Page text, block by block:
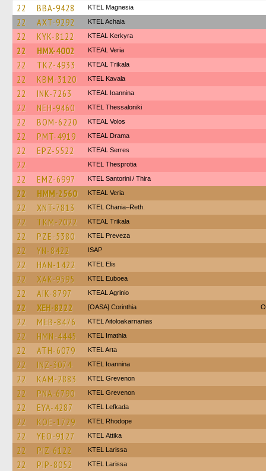
22 BBA-9428 ΚΤΕL Magnesia
22 AXT-9292 KTEL Achaia
22 KYK-8122 KTEAL Kerkyra
22 HMX-4002 KTEAL Veria
22 TKZ-4933 KTEAL Trikala
22 KBM-3120 KTEL Kavala
22 INK-7263 KTEAL Ioannina
22 NEH-9460 KTEL Thessaloniki
22 BOM-6220 KTEAL Volos
22 PMT-4919 KTEAL Drama
22 EPZ-5522 KTEAL Serres
22 KTEL Thesprotia
22 EMZ-6997 KTEL Santorini / Thira
22 HMM-2560 KTEAL Veria
22 XNT-7813 KTEL Chania–Reth.
22 TKM-2022 KTEAL Trikala
22 PZE-5380 KTEL Preveza
22 YN-8422 ISAP
22 HAN-1422 KTEL Elis
22 XAK-9595 ΚΤΕL Euboea
22 AIK-8797 KTEAL Agrinio
22 XEH-8222 [OASA] Corinthia
22 MEB-8476 KTEL Aitoloakarnanias
22 HMN-4445 KTEL Imathia
22 ATH-6079 KTEL Arta
22 INZ-3074 KTEL Ioannina
22 KAM-2883 ΚΤΕL Grevenon
22 PNA-6790 ΚΤΕL Grevenon
22 EYA-4287 KTEL Lefkada
22 KOE-1729 KTEL Rhodope
22 YEO-9127 KΤΕL Αttika
22 PIZ-6122 KTEL Larissa
22 PIP-8052 KTEL Larissa